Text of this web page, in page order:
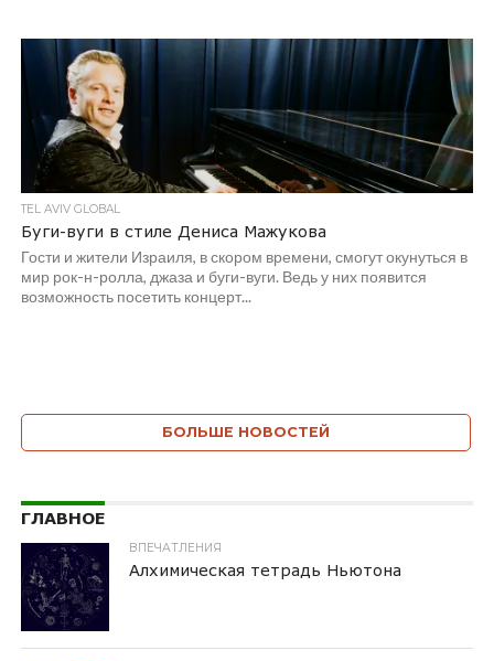
TEL AVIV GLOBAL
Буги-вуги в стиле Дениса Мажукова
Гости и жители Израиля, в скором времени, смогут окунуться в
мир рок-н-ролла, джаза и буги-вуги. Ведь у них появится
возможность посетить концерт...
БОЛЬШЕ НОВОСТЕЙ
ГЛАВНОЕ
ВПЕЧАТЛЕНИЯ
Алхимическая тетрадь Ньютона